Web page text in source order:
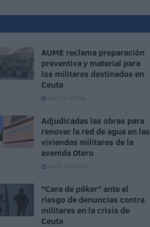
AUME reclama preparación
preventiva y material para
los militares destinados en
Ceuta
HACE 6 HORAS
Adjudicadas las obras para
renovar la red de agua en las
viviendas militares de la
avenida Otero
HACE 19 HORAS
"Cara de póker" ante el
riesgo de denuncias contra
militares en la crisis de
Ceuta